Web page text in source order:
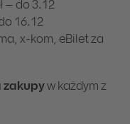
– do 3.12
16.12
x-kom, eBilet za
zakupy w każdym z